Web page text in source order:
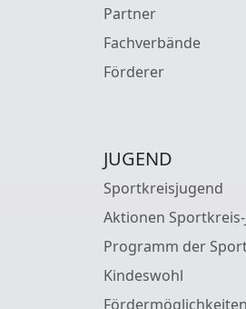
Partner
Fachverbände
Förderer
JUGEND
Sportkreisjugend
Aktionen
Programm der
Kindeswohl